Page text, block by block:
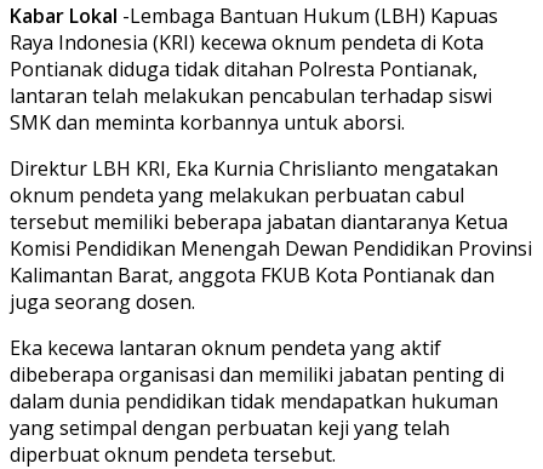
Kabar Lokal -Lembaga Bantuan Hukum (LBH) Kapuas
Raya Indonesia (KRI) kecewa oknum pendeta di Kota
Pontianak diduga tidak ditahan Polresta Pontianak,
lantaran telah melakukan pencabulan terhadap siswi
SMK dan meminta korbannya untuk aborsi.
Direktur LBH KRI, Eka Kurnia Chrislianto mengatakan
oknum pendeta yang melakukan perbuatan cabul
tersebut memiliki beberapa jabatan diantaranya Ketua
Komisi Pendidikan Menengah Dewan Pendidikan Provinsi
Kalimantan Barat, anggota FKUB Kota Pontianak dan
juga seorang dosen.
Eka kecewa lantaran oknum pendeta yang aktif
dibeberapa organisasi dan memiliki jabatan penting di
dalam dunia pendidikan tidak mendapatkan hukuman
yang setimpal dengan perbuatan keji yang telah
diperbuat oknum pendeta tersebut.